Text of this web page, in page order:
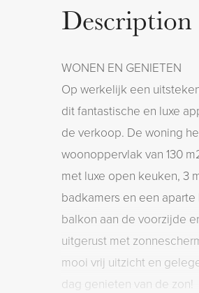
Description
WONEN EN GENIETEN
Op werkelijk een
dit fantastische en luxe
de verkoop. De woning
woonoppervlak van 130
met luxe open keuken, 3
badkamers en een
balkon aan de voorzijde
uitgerust met
mooi vrij uitzicht en
dag genieten van de zon!